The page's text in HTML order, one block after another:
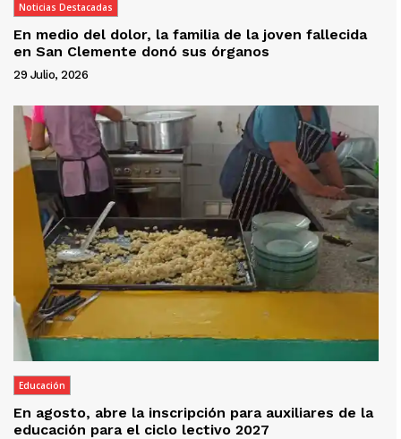
Noticias Destacadas
En medio del dolor, la familia de la joven fallecida
en San Clemente donó sus órganos
29 Julio, 2026
Educación
En agosto, abre la inscripción para auxiliares de la
educación para el ciclo lectivo 2027